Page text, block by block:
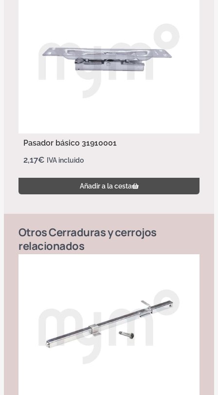
Pasador básico 31910001
2,17€ IVA incluido
Añadir a la cesta
OtrosCerraduras y cerrojos
relacionados